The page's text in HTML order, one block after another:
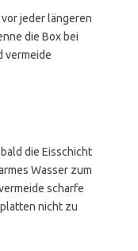
jeder längeren
die Box bei
vermeide
die Eisschicht
Wasser zum
scharfe
nicht zu